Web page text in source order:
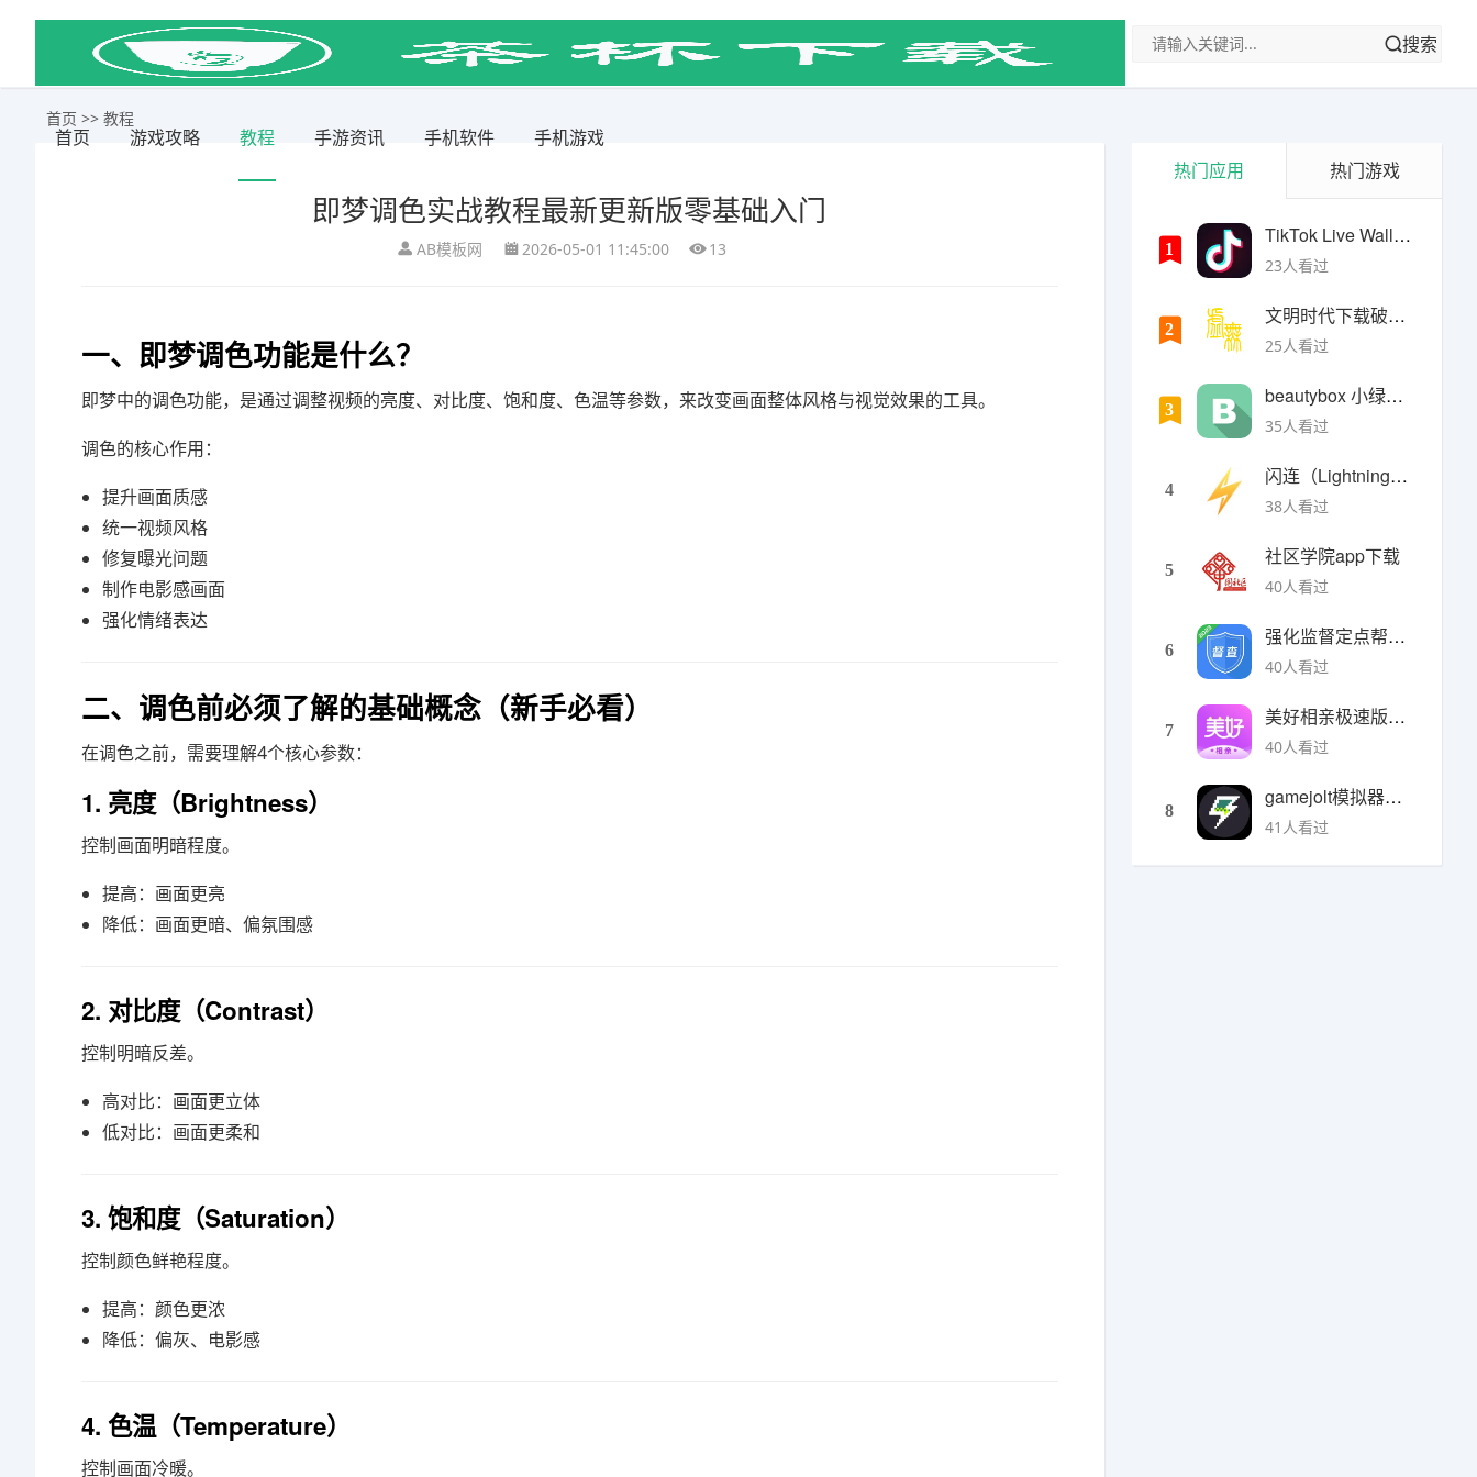
首页 游戏攻略 教程 手游资讯 手机软件 手机游戏
搜索
首页 >> 教程
即梦调色实战教程最新更新版零基础入门
AB模板网 2026-05-01 11:45:00 13
一、即梦调色功能是什么？
即梦中的调色功能，是通过调整视频的亮度、对比度、饱和度、色温等参数，来改变画面整体风格与视觉效果的工具。
调色的核心作用：
提升画面质感
统一视频风格
修复曝光问题
制作电影感画面
强化情绪表达
二、调色前必须了解的基础概念（新手必看）
在调色之前，需要理解4个核心参数：
1. 亮度（Brightness）
控制画面明暗程度。
提高：画面更亮
降低：画面更暗、偏氛围感
2. 对比度（Contrast）
控制明暗反差。
高对比：画面更立体
低对比：画面更柔和
3. 饱和度（Saturation）
控制颜色鲜艳程度。
提高：颜色更浓
降低：偏灰、电影感
4. 色温（Temperature）
控制画面冷暖。
热门应用 热门游戏
1
TikTok Live Wallpaper
23人看过
2
文明时代下载破解版无限金币最新版
25人看过
3
beautybox 小绿盒正版最新免费下载
35人看过
4
闪连（LightningX）加速器app
38人看过
5
社区学院app下载
40人看过
6
强化监督定点帮扶下载
40人看过
7
美好相亲极速版下载
40人看过
8
gamejolt模拟器下载
41人看过